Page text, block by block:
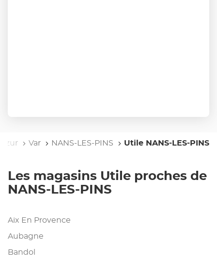
Var NANS-LES-PINS Utile NANS-LES-PINS
Les magasins Utile proches de
NANS-LES-PINS
Aix En Provence
Aubagne
Bandol